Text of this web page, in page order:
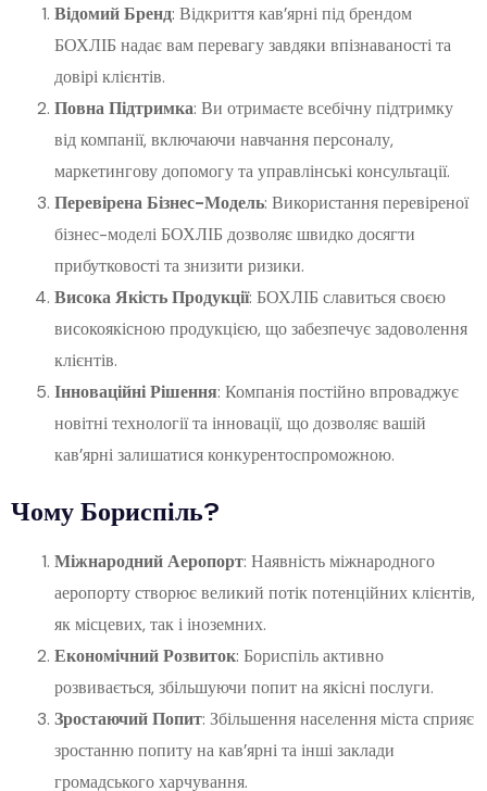
Відомий Бренд: Відкриття кав’ярні під брендом
БОХЛІБ надає вам перевагу завдяки впізнаваності та
довірі клієнтів.
Повна Підтримка: Ви отримаєте всебічну підтримку
від компанії, включаючи навчання персоналу,
маркетингову допомогу та управлінські консультації.
Перевірена Бізнес-Модель: Використання перевіреної
бізнес-моделі БОХЛІБ дозволяє швидко досягти
прибутковості та знизити ризики.
Висока Якість Продукції: БОХЛІБ славиться своєю
високоякісною продукцією, що забезпечує задоволення
клієнтів.
Інноваційні Рішення: Компанія постійно впроваджує
новітні технології та інновації, що дозволяє вашій
кав’ярні залишатися конкурентоспроможною.
Чому Бориспіль?
Міжнародний Аеропорт: Наявність міжнародного
аеропорту створює великий потік потенційних клієнтів,
як місцевих, так і іноземних.
Економічний Розвиток: Бориспіль активно
розвивається, збільшуючи попит на якісні послуги.
Зростаючий Попит: Збільшення населення міста сприяє
зростанню попиту на кав’ярні та інші заклади
громадського харчування.